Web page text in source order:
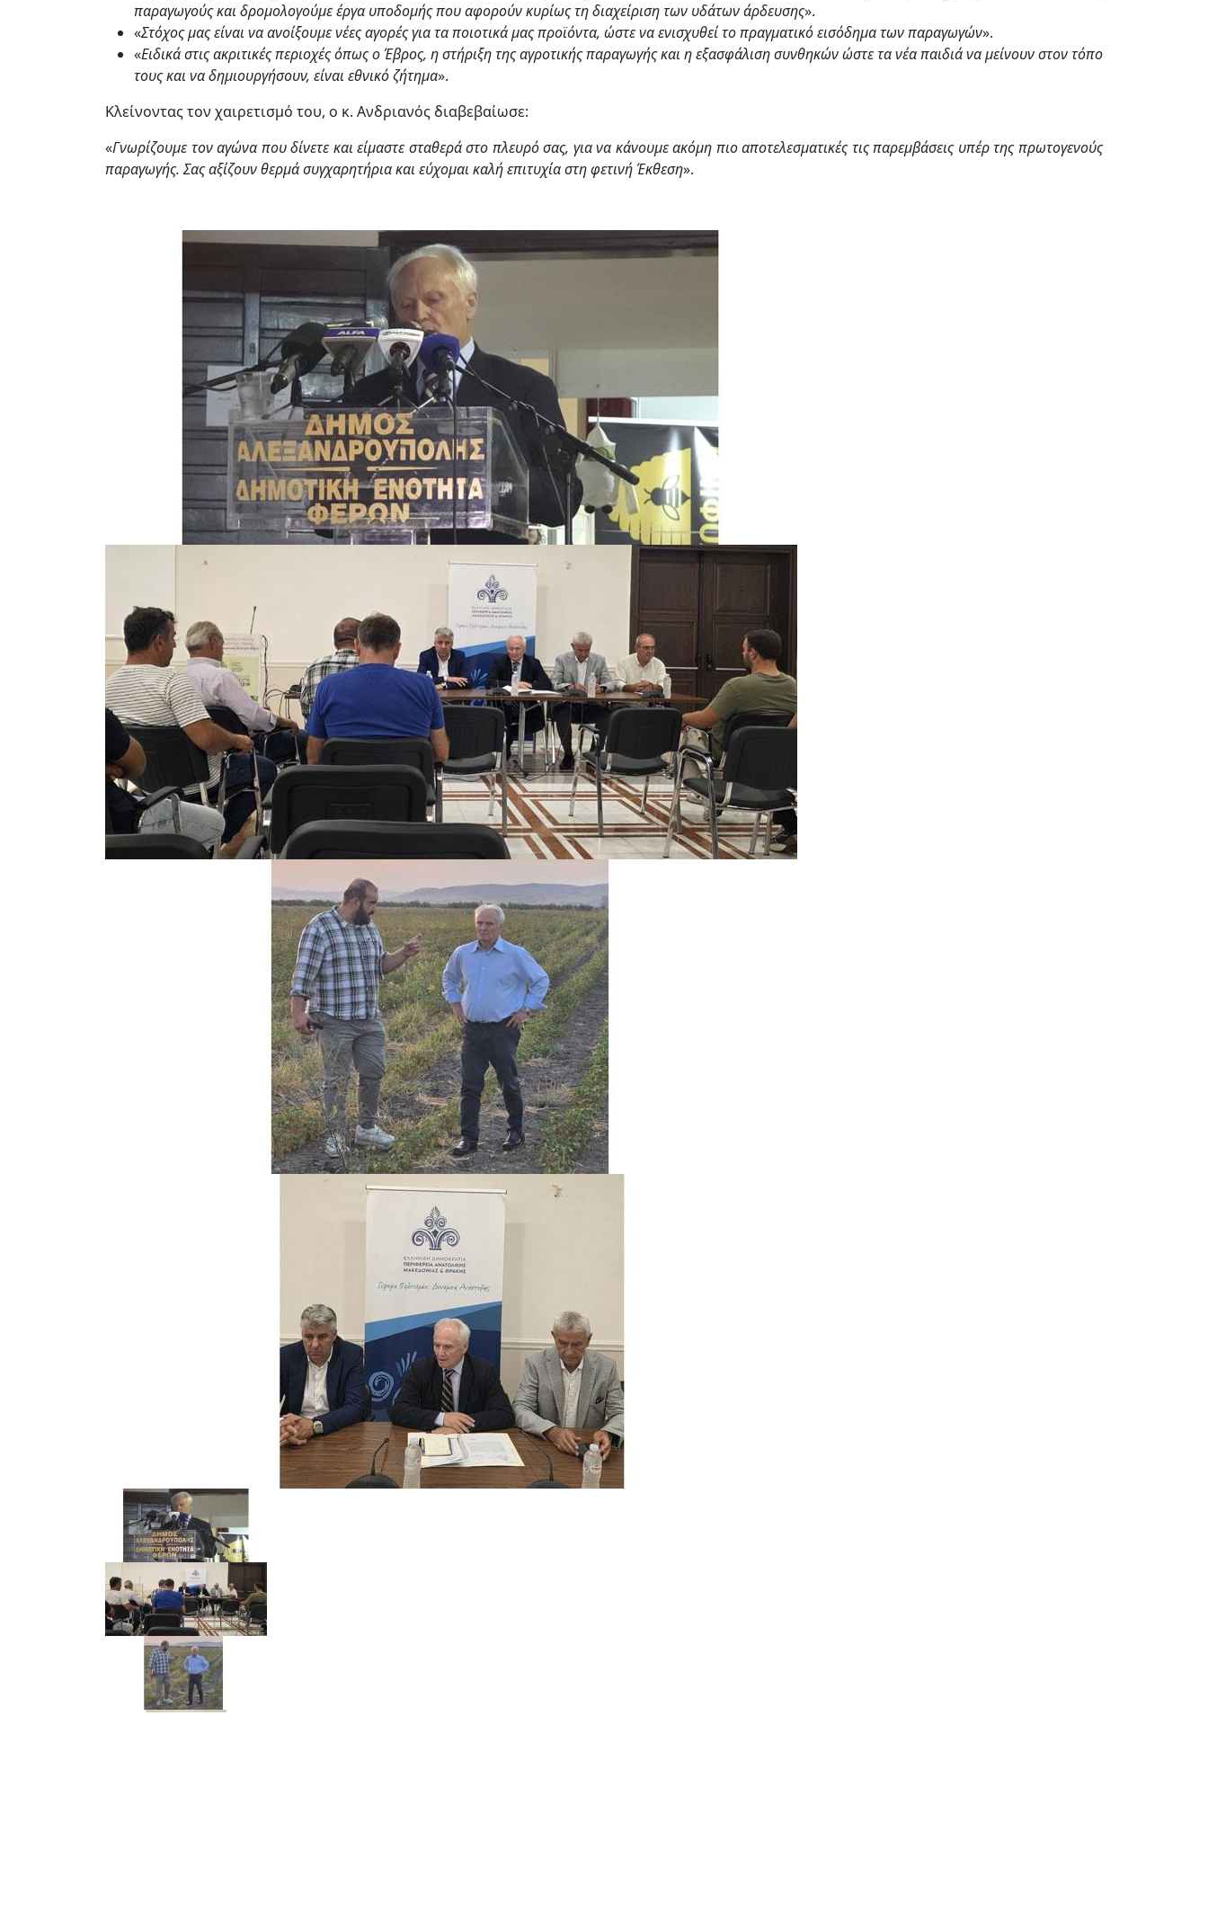
παραγωγούς και δρομολογούμε έργα υποδομής που αφορούν κυρίως τη διαχείριση των υδάτων άρδευσης».
«Στόχος μας είναι να ανοίξουμε νέες αγορές για τα ποιοτικά μας προϊόντα, ώστε να ενισχυθεί το πραγματικό εισόδημα των παραγωγών».
«Ειδικά στις ακριτικές περιοχές όπως ο Έβρος, η στήριξη της αγροτικής παραγωγής και η εξασφάλιση συνθηκών ώστε τα νέα παιδιά να μείνουν στον τόπο
τους και να δημιουργήσουν, είναι εθνικό ζήτημα».
Κλείνοντας τον χαιρετισμό του, ο κ. Ανδριανός διαβεβαίωσε:
«Γνωρίζουμε τον αγώνα που δίνετε και είμαστε σταθερά στο πλευρό σας, για να κάνουμε ακόμη πιο αποτελεσματικές τις παρεμβάσεις υπέρ της πρωτογενούς
παραγωγής. Σας αξίζουν θερμά συγχαρητήρια και εύχομαι καλή επιτυχία στη φετινή Έκθεση».